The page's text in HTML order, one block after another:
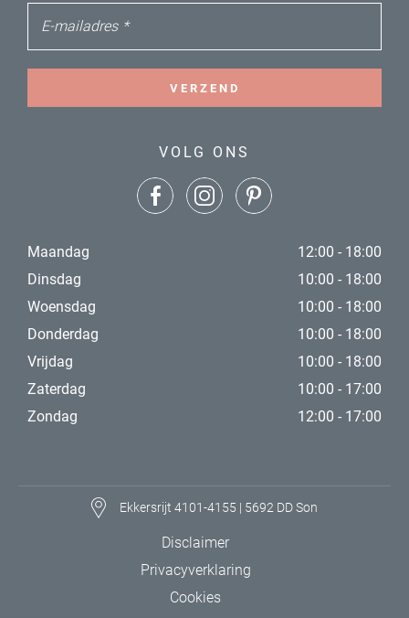
E-mailadres *
VERZEND
VOLG ONS
Maandag
12:00 - 18:00
Dinsdag
10:00 - 18:00
Woensdag
10:00 - 18:00
Donderdag
10:00 - 18:00
Vrijdag
10:00 - 18:00
Zaterdag
10:00 - 17:00
Zondag
12:00 - 17:00
Disclaimer
Privacyverklaring
Cookies
Ekkersrijt 4101-4155 | 5692 DD Son